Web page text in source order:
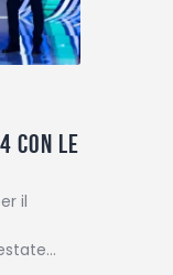
con le
il